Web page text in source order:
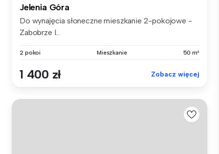
Jelenia Góra
Do wynajęcia słoneczne mieszkanie 2-pokojowe -
Zabobrze I...
2 pokoi Mieszkanie 50 m²
1 400 zł Zobacz więcej